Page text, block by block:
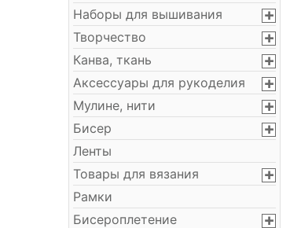
Наборы для вышивания
Творчество
Канва, ткань
Аксессуары для рукоделия
Мулине, нити
Бисер
Ленты
Товары для вязания
Рамки
Бисероплетение